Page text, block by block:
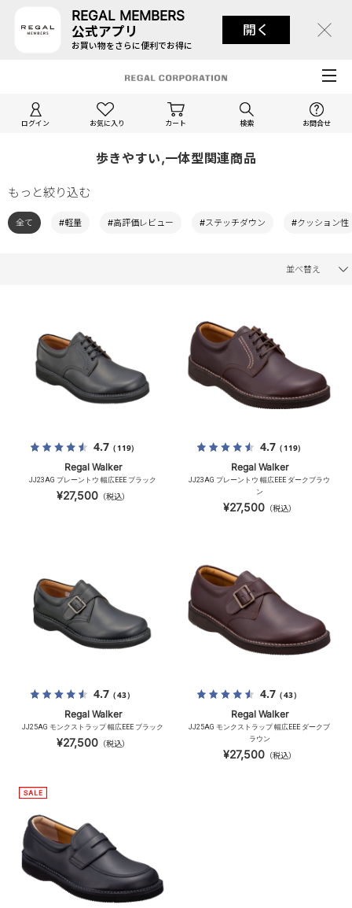
REGAL MEMBERS
公式アプリ
お買い物をさらに便利でお得に
開く
ログイン お気に入り カート 検索 お問合せ
歩きやすい,一体型関連商品
もっと絞り込む
全て #軽量 #高評価レビュー #ステッチダウン #クッション性
並べ替え
4.7（119）
Regal Walker
JJ23AG プレーントウ 幅広EEE ブラック
¥27,500（税込）
4.7（119）
Regal Walker
JJ23AG プレーントウ 幅広EEE ダークブラウ
ン
¥27,500（税込）
4.7（43）
Regal Walker
JJ25AG モンクストラップ 幅広EEE ブラック
¥27,500（税込）
4.7（43）
Regal Walker
JJ25AG モンクストラップ 幅広EEE ダークブ
ラウン
¥27,500（税込）